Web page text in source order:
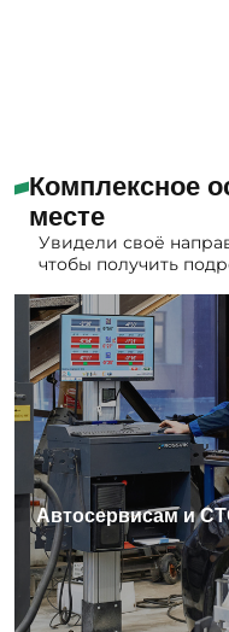
Комплексное
месте
Увидели своё
чтобы получить
Автосервисам и